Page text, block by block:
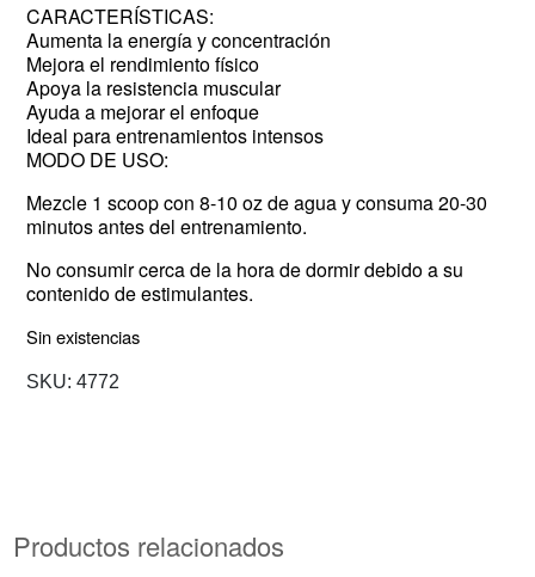
CARACTERÍSTICAS:
Aumenta la energía y concentración
Mejora el rendimiento físico
Apoya la resistencia muscular
Ayuda a mejorar el enfoque
Ideal para entrenamientos intensos
MODO DE USO:
Mezcle 1 scoop con 8-10 oz de agua y consuma 20-30
minutos antes del entrenamiento.
No consumir cerca de la hora de dormir debido a su
contenido de estimulantes.
Sin existencias
SKU:4772
Productos relacionados